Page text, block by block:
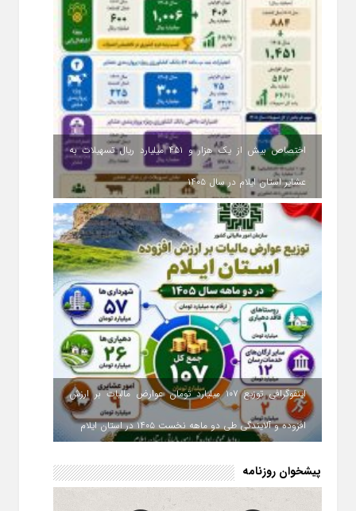
اختصاص بیش از یک هزار و ۴۵۱ میلیارد ریال تسهیلات به
عشایر استان ایلام در سال ۱۴۰۵
اینفوگرافی توزیع ۱۰۷ میلیارد تومان عوارض مالیات بر ارزش
افزوده و آلایندگی طی دو ماهه نخست ۱۴۰۵ در استان ایلام
پیشخوان روزنامه